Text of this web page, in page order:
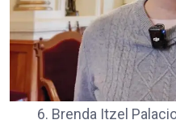
6. Brenda Itzel